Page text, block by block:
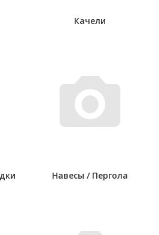
Качели
Навесы / Пергола